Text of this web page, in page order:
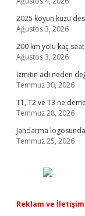
2025 koyun kuzu
Ağustos 3, 2026
200 km yolu kaç
Ağustos 3, 2026
İzmitin adı neden
Temmuz 30, 2026
T1, T2 ve T3 ne
Temmuz 28, 2026
Jandarma
Temmuz 25, 2026
Reklam ve